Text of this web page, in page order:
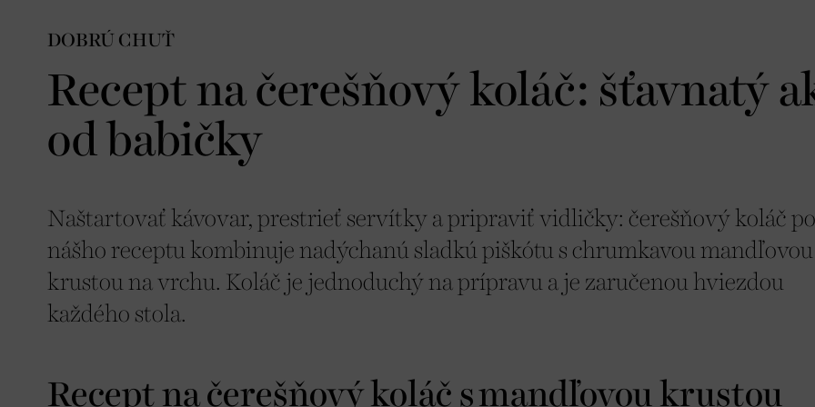
DOBRÚ CHUŤ
Recept na čerešňový koláč: šťavnatý
od babičky
Naštartovať kávovar, prestrieť servítky a pripraviť vidličky: čerešňový koláč
nášho receptu kombinuje nadýchanú sladkú piškótu s chrumkavou mandľovou
krustou na vrchu. Koláč je jednoduchý na prípravu a je zaručenou hviezdou
každého stola.
Recept na čerešňový koláč s mandľovou krustou